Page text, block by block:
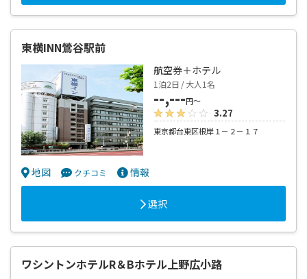
東横INN鶯谷駅前
航空券＋ホテル
1泊2日 / 大人1名
--,---円～
3.27
東京都台東区根岸１－２－１７
地図 クチコミ 情報
選択
ワシントンホテルR＆Bホテル上野広小路